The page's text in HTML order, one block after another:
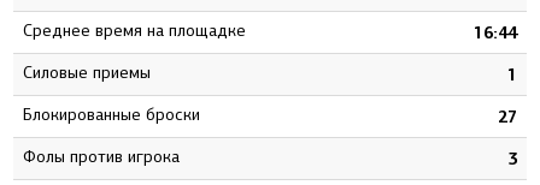
Среднее время на площадке 16:44
Силовые приемы 1
Блокированные броски 27
Фолы против игрока 3